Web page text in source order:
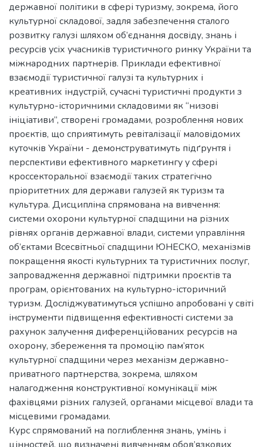
державної політики в сфері туризму, зокрема, його
культурної складової, задля забезпечення сталого
розвитку галузі шляхом об’єднання досвіду, знань і
ресурсів усіх учасників туристичного ринку України та
міжнародних партнерів. Приклади ефективної
взаємодії туристичної галузі та культурних і
креативних індустрій, сучасні туристичні продукти з
культурно-історичними складовими як “низові
ініціативи”, створені громадами, розроблення нових
проєктів, що сприятимуть ревіталізації маловідомих
куточків України - демонструватимуть підґрунтя і
перспективи ефективного маркетингу у сфері
кроссекторальної взаємодії таких стратегічно
пріоритетних для держави галузей як туризм та
культура. Дисципліна спрямована на вивчення:
системи охорони культурної спадщини на різних
рівнях органів державної влади, системи управління
об’єктами Всесвітньої спадщини ЮНЕСКО, механізмів
покращення якості культурних та туристичних послуг,
запровадження державної підтримки проєктів та
програм, орієнтованих на культурно-історичний
туризм. Досліджуватимуться успішно апробовані у світі
інструменти підвищення ефективності системи за
рахунок залучення диференційованих ресурсів на
охорону, збереження та промоцію пам’яток
культурної спадщини через механізм державно-
приватного партнерства, зокрема, шляхом
налагодження конструктивної комунікації між
фахівцями різних галузей, органами місцевої влади та
місцевими громадами.
Курс спрямований на поглиблення знань, умінь і